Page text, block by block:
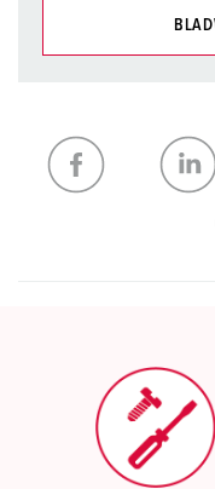
Mijn lijst